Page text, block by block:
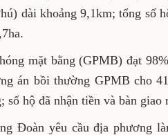
dài khoảng 9,1km; tổng số
mặt bằng (GPMB) đạt
án bồi thường GPMB cho
số hộ đã nhận tiền và bàn giao
Đoàn yêu cầu địa phương